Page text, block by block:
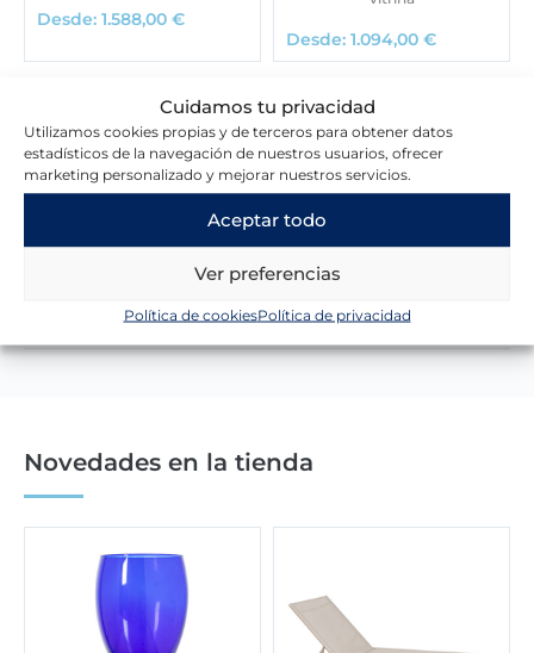
Cuidamos tu privacidad
Utilizamos cookies propias y de terceros para obtener datos
estadísticos de la navegación de nuestros usuarios, ofrecer
marketing personalizado y mejorar nuestros servicios.
Aceptar todo
Ver preferencias
Política de cookiesPolítica de privacidad
Desde: 1.588,00 €
Desde: 1.094,00 €
Lo que dicen nuestros clientes
Escribir una reseña
Novedades en la tienda